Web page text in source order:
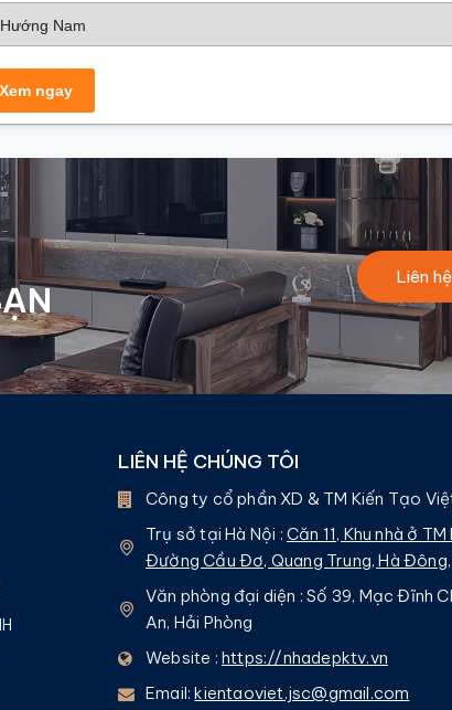
Liên
LIÊN HỆ CHÚNG TÔI
Công ty cổ phần XD & TM Kiến Tạo
Trụ sở tại Hà Nội : Căn 11, Khu nhà ở
Đường Cầu Đơ, Quang Trung, Hà Đông,
Văn phòng đại diện : Số 39, Mạc Đĩnh
An, Hải Phòng
Website : https://nhadepktv.vn
Email:kientaoviet.jsc@gmail.com